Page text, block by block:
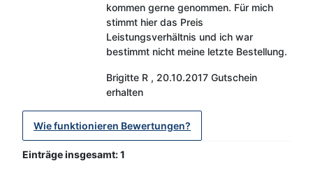
kommen gerne genommen. Für mich
stimmt hier das Preis
Leistungsverhältnis und ich war
bestimmt nicht meine letzte Bestellung.
Brigitte R , 20.10.2017 Gutschein
erhalten
Wie funktionieren Bewertungen?
Einträge insgesamt: 1